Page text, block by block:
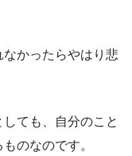
かったらやはり悲
ても、自分のこと
のなのです。